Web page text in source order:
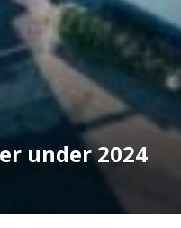
under 2024